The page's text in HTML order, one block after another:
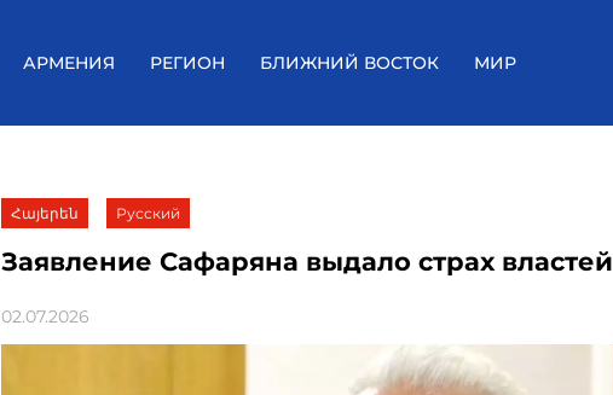
АРМЕНИЯ РЕГИОН БЛИЖНИЙ ВОСТОК МИР
Հայերեն Русский
Заявление Сафаряна выдало страх властей
02.07.2026